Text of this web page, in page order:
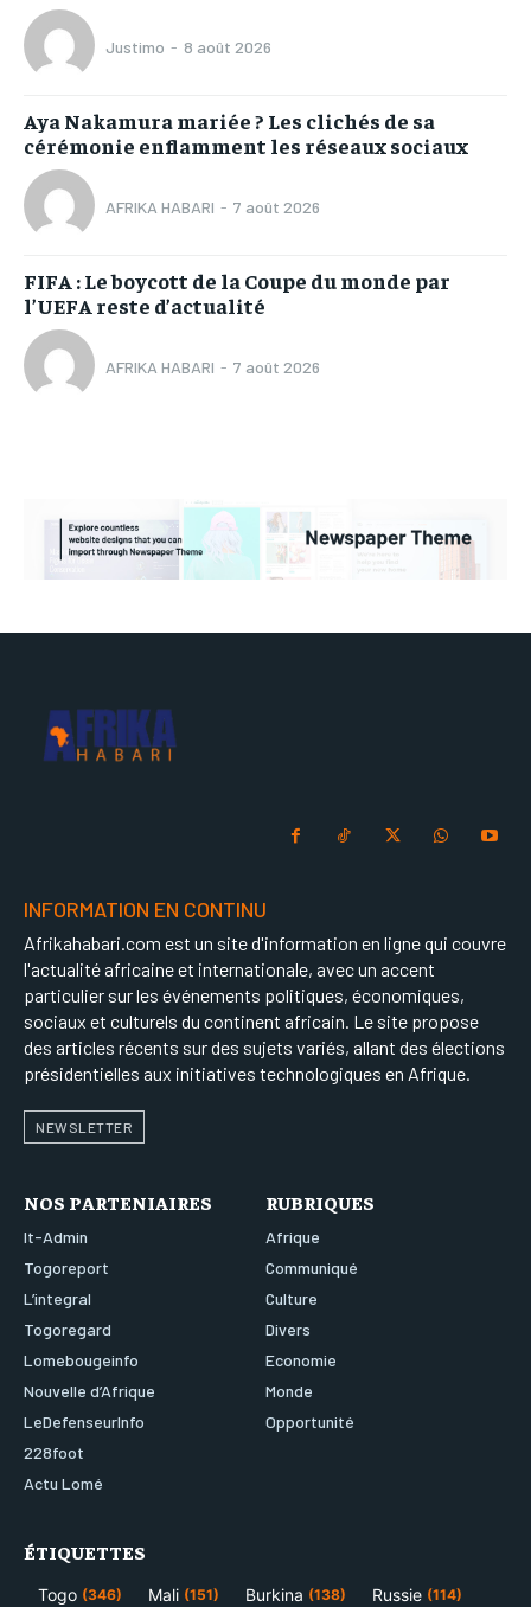
Justimo - 8 août 2026
Aya Nakamura mariée ? Les clichés de sa
cérémonie enflamment les réseaux sociaux
AFRIKA HABARI - 7 août 2026
FIFA : Le boycott de la Coupe du monde par
l’UEFA reste d’actualité
AFRIKA HABARI - 7 août 2026
INFORMATION EN CONTINU
Afrikahabari.com est un site d'information en ligne qui couvre
l'actualité africaine et internationale, avec un accent
particulier sur les événements politiques, économiques,
sociaux et culturels du continent africain. Le site propose
des articles récents sur des sujets variés, allant des élections
présidentielles aux initiatives technologiques en Afrique.
NEWSLETTER
NOS PARTENIAIRES
It-Admin
Togoreport
L’integral
Togoregard
Lomebougeinfo
Nouvelle d’Afrique
LeDefenseurInfo
228foot
Actu Lomé
RUBRIQUES
Afrique
Communiqué
Culture
Divers
Economie
Monde
Opportunité
ÉTIQUETTES
Togo (346) Mali (151) Burkina (138) Russie (114)